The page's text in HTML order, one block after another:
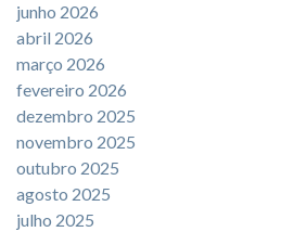
junho 2026
abril 2026
março 2026
fevereiro 2026
dezembro 2025
novembro 2025
outubro 2025
agosto 2025
julho 2025